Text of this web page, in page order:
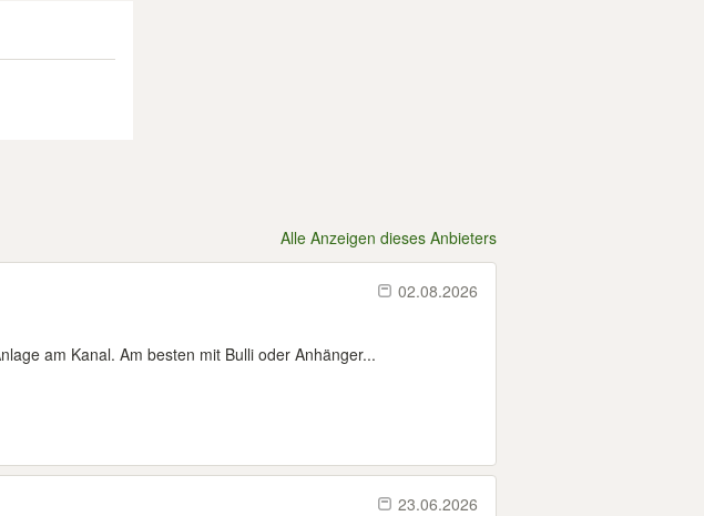
Alle Anzeigen dieses Anbieters
02.08.2026
am Kanal. Am besten mit Bulli oder Anhänger...
23.06.2026